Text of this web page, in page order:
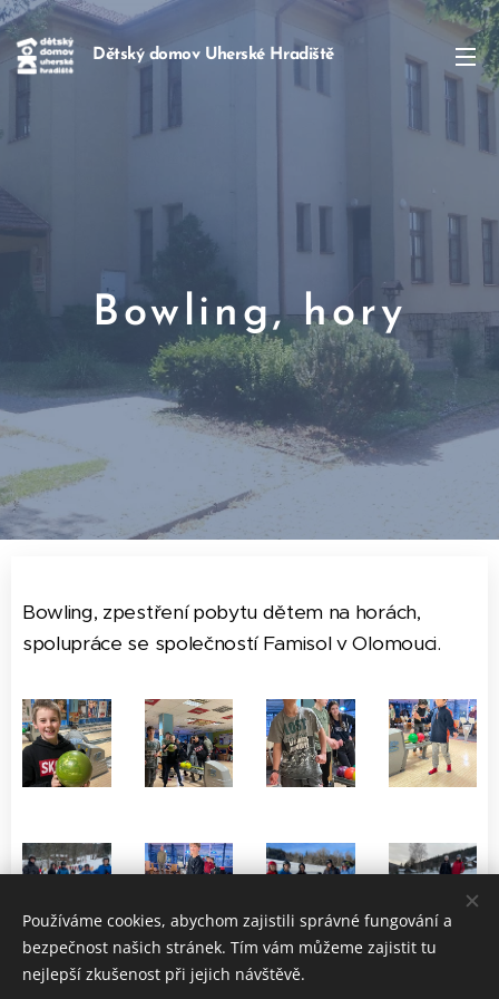
Dětský domov Uherské Hradiště
Bowling, hory
Bowling, zpestření pobytu dětem na horách,
spolupráce se společností Famisol v Olomouci.
Používáme cookies, abychom zajistili správné fungování a
bezpečnost našich stránek. Tím vám můžeme zajistit tu
nejlepší zkušenost při jejich návštěvě.